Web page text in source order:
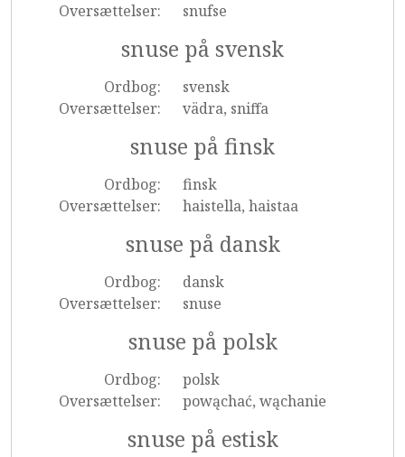
Oversættelser:
snufse
snuse på svensk
Ordbog:
svensk
Oversættelser:
vädra, sniffa
snuse på finsk
Ordbog:
finsk
Oversættelser:
haistella, haistaa
snuse på dansk
Ordbog:
dansk
Oversættelser:
snuse
snuse på polsk
Ordbog:
polsk
Oversættelser:
powąchać, wąchanie
snuse på estisk